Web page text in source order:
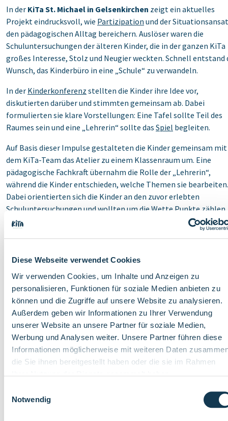
Diese Webseite verwendet Cookies
Wir verwenden Cookies, um Inhalte und Anzeigen zu
personalisieren, Funktionen für soziale Medien anbieten zu
können und die Zugriffe auf unsere Website zu analysieren.
Außerdem geben wir Informationen zu Ihrer Verwendung
unserer Website an unsere Partner für soziale Medien,
Werbung und Analysen weiter. Unsere Partner führen diese
Informationen möglicherweise mit weiteren Daten
die Sie ihnen bereitgestellt haben oder die sie im Rahmen
Notwendig
In der KiTa St. Michael in Gelsenkirchen zeigt ein aktuelles
Projekt eindrucksvoll, wie Partizipation und der
den pädagogischen Alltag bereichern. Auslöser waren die
Schuluntersuchungen der älteren Kinder, die in der ganzen KiTa
großes Interesse, Stolz und Neugier weckten. Schnell entstand
Wunsch, das Kinderbüro in eine „Schule“ zu verwandeln.
In der Kinderkonferenz stellten die Kinder ihre Idee vor,
diskutierten darüber und stimmten gemeinsam ab. Dabei
formulierten sie klare Vorstellungen: Eine Tafel sollte Teil des
Raumes sein und eine „Lehrerin“ sollte das Spiel begleiten.
Auf Basis dieser Impulse gestalteten die Kinder gemeinsam mit
dem KiTa-Team das Atelier zu einem Klassenraum um. Eine
pädagogische Fachkraft übernahm die Rolle der „Lehrerin“,
während die Kinder entschieden, welche Themen sie bearbeiten.
Dabei orientierten sich die Kinder an den zuvor erlebten
Schuluntersuchungen und wollten um die Wette Punkte zählen,
Tiere raten und aus geometrischen Formen Fahrzeuge
So entwickelte sich das Projekt zu einem lebendigen Beispiel
Verantwortung übernehmen und eigene Interessen einbringen.
Für das pädagogische Team bot die Situation zugleich wertvolle
Einblicke in aktuelle Themen, Fähigkeiten und Bedürfnisse der
Kinder. Die Beobachtungen fließen in die Dokumentation ein
unterstützen die weitere Entwicklungsbegleitung. Der
von KiTa zur Schule ist eine sogenannteSchlüsselsituationim
Leben der Kinder. Diese stellen Situationen dar, die für Kinder
das Jetzt hinaus von Bedeutung sind. Dadurch, dass diese in der
sprachliche Ausdrucksfähigkeit, Problemlösefähigkeit und